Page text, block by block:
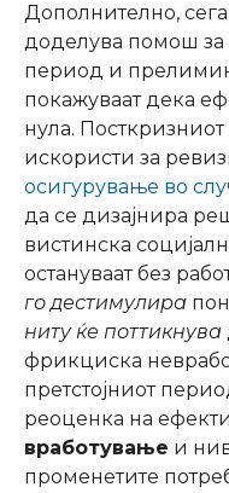
Дополнително,
доделува помош за
период и
покажуваат дека
нула.
искористи за
осигурување во
да се дизајнира
вистинска
остануваат без
го дестимулира
ниту ќе поттикнува
фрикциска
претстојниот
реоценка на
вработување и
променетите